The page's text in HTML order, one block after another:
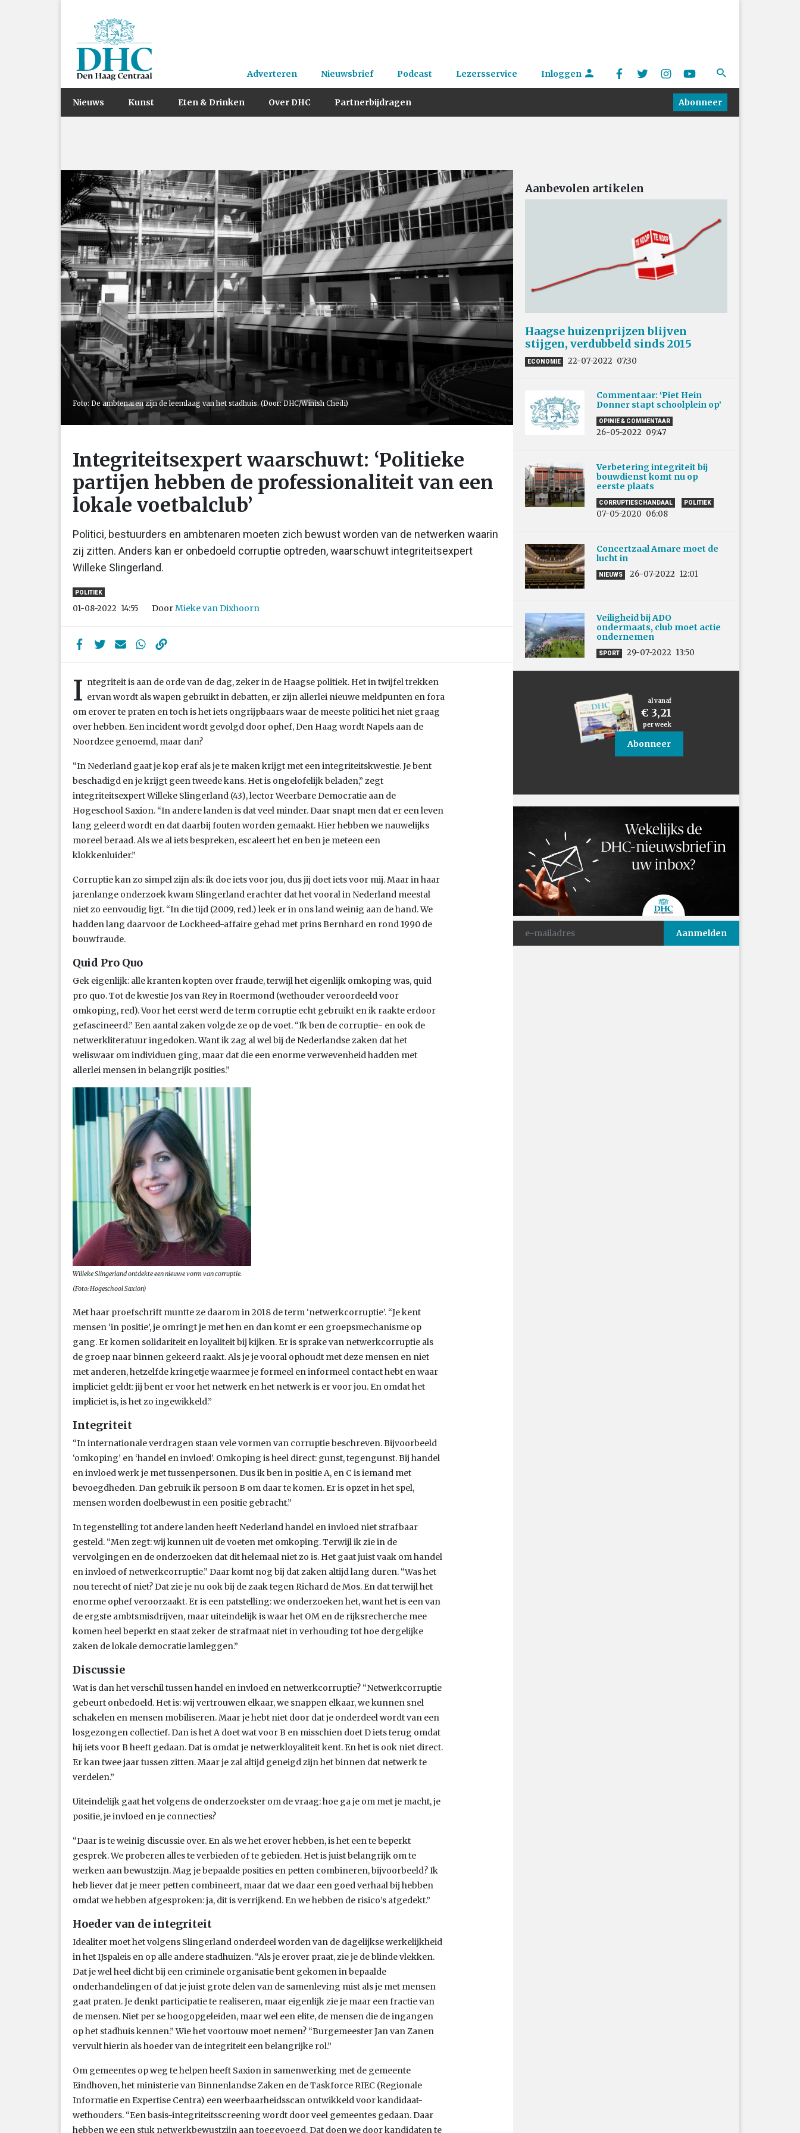
Adverteren Nieuwsbrief Podcast Lezersservice Inloggen
Nieuws Kunst Eten & Drinken Over DHC Partnerbijdragen Abonneer
Foto: De ambtenaren zijn de leemlaag van het stadhuis. (Door: DHC/Winish Chedi)
Integriteitsexpert waarschuwt: ‘Politieke
partijen hebben de professionaliteit van een
lokale voetbalclub’
Politici, bestuurders en ambtenaren moeten zich bewust worden van de netwerken waarin
zij zitten. Anders kan er onbedoeld corruptie optreden, waarschuwt integriteitsexpert
Willeke Slingerland.
POLITIEK
01-08-2022 14:55 DoorMieke van Dixhoorn
I ntegriteit is aan de orde van de dag, zeker in de Haagse politiek. Het in twijfel trekken
ervan wordt als wapen gebruikt in debatten, er zijn allerlei nieuwe meldpunten en fora
om erover te praten en toch is het iets ongrijpbaars waar de meeste politici het niet graag
over hebben. Een incident wordt gevolgd door ophef, Den Haag wordt Napels aan de
Noordzee genoemd, maar dan?
“In Nederland gaat je kop eraf als je te maken krijgt met een integriteitskwestie. Je bent
beschadigd en je krijgt geen tweede kans. Het is ongelofelijk beladen,” zegt
integriteitsexpert Willeke Slingerland (43), lector Weerbare Democratie aan de
Hogeschool Saxion. “In andere landen is dat veel minder. Daar snapt men dat er een leven
lang geleerd wordt en dat daarbij fouten worden gemaakt. Hier hebben we nauwelijks
moreel beraad. Als we al iets bespreken, escaleert het en ben je meteen een
klokkenluider.”
Corruptie kan zo simpel zijn als: ik doe iets voor jou, dus jij doet iets voor mij. Maar in haar
jarenlange onderzoek kwam Slingerland erachter dat het vooral in Nederland meestal
niet zo eenvoudig ligt. “In die tijd (2009, red.) leek er in ons land weinig aan de hand. We
hadden lang daarvoor de Lockheed-affaire gehad met prins Bernhard en rond 1990 de
bouwfraude.
Quid Pro Quo
Gek eigenlijk: alle kranten kopten over fraude, terwijl het eigenlijk omkoping was, quid
pro quo. Tot de kwestie Jos van Rey in Roermond (wethouder veroordeeld voor
omkoping, red). Voor het eerst werd de term corruptie echt gebruikt en ik raakte erdoor
gefascineerd.” Een aantal zaken volgde ze op de voet. “Ik ben de corruptie- en ook de
netwerkliteratuur ingedoken. Want ik zag al wel bij de Nederlandse zaken dat het
weliswaar om individuen ging, maar dat die een enorme verwevenheid hadden met
allerlei mensen in belangrijk posities.”
Willeke Slingerland ontdekte een nieuwe vorm van corruptie.
(Foto: Hogeschool Saxion)
Met haar proefschrift muntte ze daarom in 2018 de term ‘netwerkcorruptie’. “Je kent
mensen ‘in positie’, je omringt je met hen en dan komt er een groepsmechanisme op
gang. Er komen solidariteit en loyaliteit bij kijken. Er is sprake van netwerkcorruptie als
de groep naar binnen gekeerd raakt. Als je je vooral ophoudt met deze mensen en niet
met anderen, hetzelfde kringetje waarmee je formeel en informeel contact hebt en waar
impliciet geldt: jij bent er voor het netwerk en het netwerk is er voor jou. En omdat het
impliciet is, is het zo ingewikkeld.”
Integriteit
“In internationale verdragen staan vele vormen van corruptie beschreven. Bijvoorbeeld
‘omkoping’ en ‘handel en invloed’. Omkoping is heel direct: gunst, tegengunst. Bij handel
en invloed werk je met tussenpersonen. Dus ik ben in positie A, en C is iemand met
bevoegdheden. Dan gebruik ik persoon B om daar te komen. Er is opzet in het spel,
mensen worden doelbewust in een positie gebracht.”
In tegenstelling tot andere landen heeft Nederland handel en invloed niet strafbaar
gesteld. “Men zegt: wij kunnen uit de voeten met omkoping. Terwijl ik zie in de
vervolgingen en de onderzoeken dat dit helemaal niet zo is. Het gaat juist vaak om handel
en invloed of netwerkcorruptie.” Daar komt nog bij dat zaken altijd lang duren. “Was het
nou terecht of niet? Dat zie je nu ook bij de zaak tegen Richard de Mos. En dat terwijl het
enorme ophef veroorzaakt. Er is een patstelling: we onderzoeken het, want het is een van
de ergste ambtsmisdrijven, maar uiteindelijk is waar het OM en de rijksrecherche mee
komen heel beperkt en staat zeker de strafmaat niet in verhouding tot hoe dergelijke
zaken de lokale democratie lamleggen.”
Discussie
Wat is dan het verschil tussen handel en invloed en netwerkcorruptie? “Netwerkcorruptie
gebeurt onbedoeld. Het is: wij vertrouwen elkaar, we snappen elkaar, we kunnen snel
schakelen en mensen mobiliseren. Maar je hebt niet door dat je onderdeel wordt van een
losgezongen collectief. Dan is het A doet wat voor B en misschien doet D iets terug omdat
hij iets voor B heeft gedaan. Dat is omdat je netwerkloyaliteit kent. En het is ook niet direct.
Er kan twee jaar tussen zitten. Maar je zal altijd geneigd zijn het binnen dat netwerk te
verdelen.”
Uiteindelijk gaat het volgens de onderzoekster om de vraag: hoe ga je om met je macht, je
positie, je invloed en je connecties?
“Daar is te weinig discussie over. En als we het erover hebben, is het een te beperkt
gesprek. We proberen alles te verbieden of te gebieden. Het is juist belangrijk om te
werken aan bewustzijn. Mag je bepaalde posities en petten combineren, bijvoorbeeld? Ik
heb liever dat je meer petten combineert, maar dat we daar een goed verhaal bij hebben
omdat we hebben afgesproken: ja, dit is verrijkend. En we hebben de risico’s afgedekt.”
Hoeder van de integriteit
Idealiter moet het volgens Slingerland onderdeel worden van de dagelijkse werkelijkheid
in het IJspaleis en op alle andere stadhuizen. “Als je erover praat, zie je de blinde vlekken.
Dat je wel heel dicht bij een criminele organisatie bent gekomen in bepaalde
onderhandelingen of dat je juist grote delen van de samenleving mist als je met mensen
gaat praten. Je denkt participatie te realiseren, maar eigenlijk zie je maar een fractie van
de mensen. Niet per se hoogopgeleiden, maar wel een elite, de mensen die de ingangen
op het stadhuis kennen.” Wie het voortouw moet nemen? “Burgemeester Jan van Zanen
vervult hierin als hoeder van de integriteit een belangrijke rol.”
Om gemeentes op weg te helpen heeft Saxion in samenwerking met de gemeente
Eindhoven, het ministerie van Binnenlandse Zaken en de Taskforce RIEC (Regionale
Informatie en Expertise Centra) een weerbaarheidsscan ontwikkeld voor kandidaat-
wethouders. “Een basis-integriteitsscreening wordt door veel gemeentes gedaan. Daar
hebben we een stuk netwerkbewustzijn aan toegevoegd. Dat doen we door kandidaten te
Aanbevolen artikelen
Haagse huizenprijzen blijven
stijgen, verdubbeld sinds 2015
ECONOMIE 22-07-2022 07:30
Commentaar: ‘Piet Hein
Donner stapt schoolplein op’
OPINIE & COMMENTAAR
26-05-2022 09:47
Verbetering integriteit bij
bouwdienst komt nu op
eerste plaats
CORRUPTIESCHANDAAL POLITIEK
07-05-2020 06:08
Concertzaal Amare moet de
lucht in
NIEUWS 26-07-2022 12:01
Veiligheid bij ADO
ondermaats, club moet actie
ondernemen
SPORT 29-07-2022 13:50
al vanaf
€ 3,21
per week
Abonneer